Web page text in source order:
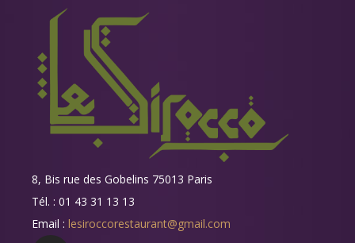
8, Bis rue des Gobelins 75013 Paris
Tél. : 01 43 31 13 13
Email : lesiroccorestaurant@gmail.com